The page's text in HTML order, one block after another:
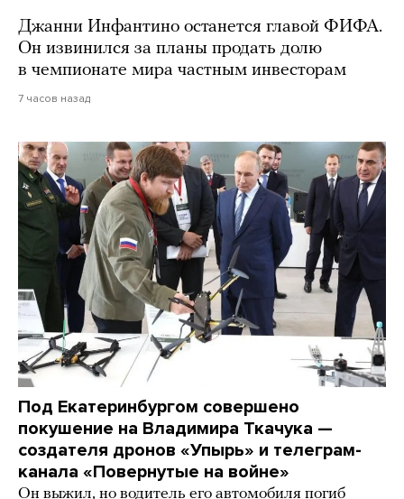
Джанни Инфантино останется главой ФИФА.
Он извинился за планы продать долю
в чемпионате мира частным инвесторам
7 часов назад
Под Екатеринбургом совершено
покушение на Владимира Ткачука —
создателя дронов «Упырь» и телеграм-
канала «Повернутые на войне»
Он выжил, но водитель его автомобиля погиб